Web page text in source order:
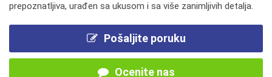
prepoznatljiva, urađen sa ukusom i sa više zanimljivih detalja.
Pošaljite poruku
Ocenite nas